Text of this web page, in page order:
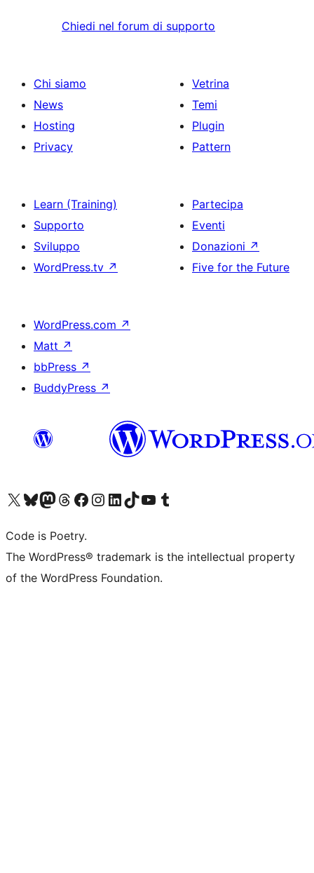
Chiedi nel forum di supporto
Chi siamo
News
Hosting
Privacy
Vetrina
Temi
Plugin
Pattern
Learn (Training)
Supporto
Sviluppo
WordPress.tv ↗
Partecipa
Eventi
Donazioni ↗
Five for the Future
WordPress.com ↗
Matt ↗
bbPress ↗
BuddyPress ↗
Visita il nostro account X (ex Twitter)
Visita il nostro account Bluesky
Visita il nostro account Mastodon
Visita il nostro account Threads
Visita la nostra pagina Facebook
Visita il nostro account Instagram
Visita il nostro account LinkedIn
Visita il nostro account TikTok
Visita il nostro canale YouTube
Visita il nostro account Tumblr
Code is Poetry.
The WordPress® trademark is the intellectual property
of the WordPress Foundation.